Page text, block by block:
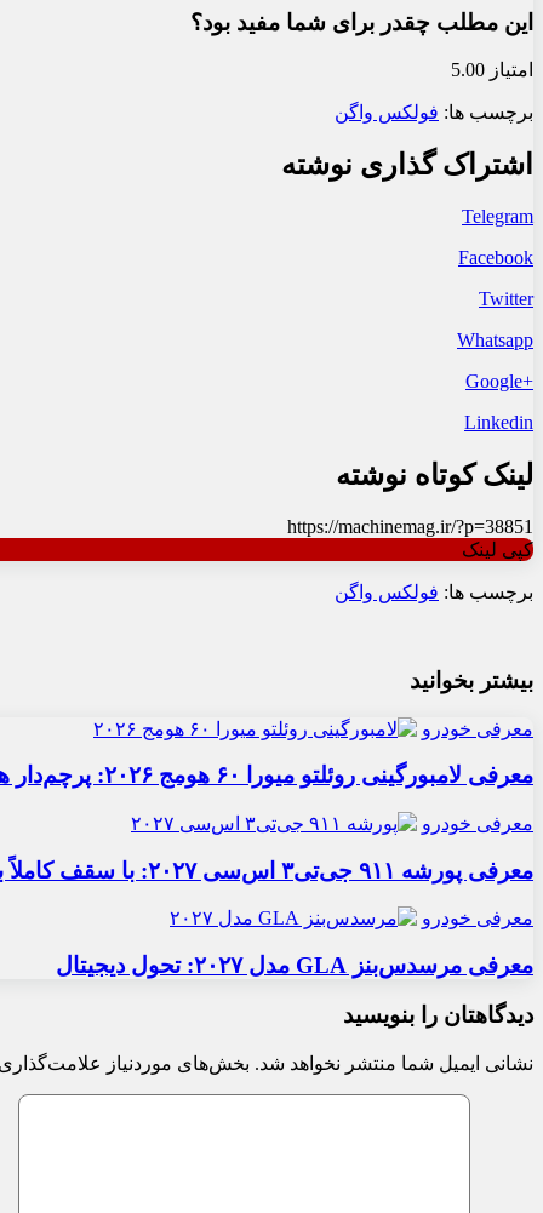
این مطلب چقدر برای شما مفید بود؟
امتیاز 5.00
برچسب ها: فولکس واگن
اشتراک گذاری نوشته
Telegram
Facebook
Twitter
Whatsapp
+Google
Linkedin
لینک کوتاه نوشته
https://machinemag.ir/?p=38851
کپی لینک
برچسب ها: فولکس واگن
بیشتر بخوانید
معرفی خودرو
معرفی لامبورگینی روئلتو میورا ۶۰ هومج ۲۰۲۶: پرچم‌دار هیبریدی
معرفی خودرو
معرفی پورشه ۹۱۱ جی‌تی۳ اس‌سی ۲۰۲۷: با سقف کاملاً برقی
معرفی خودرو
معرفی مرسدس‌بنز GLA مدل ۲۰۲۷: تحول دیجیتال
دیدگاهتان را بنویسید
نشانی ایمیل شما منتشر نخواهد شد. بخش‌های موردنیاز